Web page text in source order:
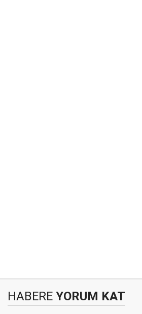
HABERE YORUM KAT